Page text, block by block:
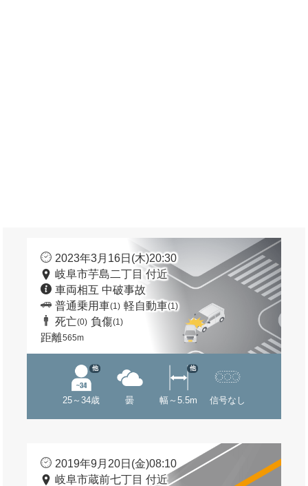
2023年3月16日(木)20:30
岐阜市芋島二丁目 付近
車両相互 中破事故
普通乗用車(1) 軽自動車(1)
死亡(0) 負傷(1)
距離565m
25～34歳
他
曇 幅～5.5m
他
信号なし
2019年9月20日(金)08:10
岐阜市蔵前七丁目 付近